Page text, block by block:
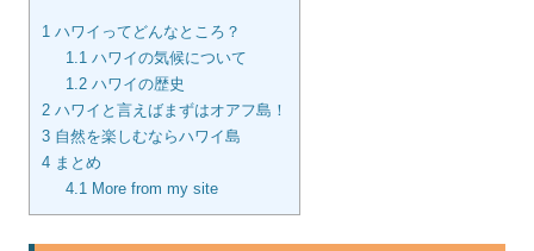
1 ハワイってどんなところ？
1.1ハワイの気候について
1.2ハワイの歴史
2 ハワイと言えばまずはオアフ島！
3 自然を楽しむならハワイ島
4 まとめ
4.1More from my site